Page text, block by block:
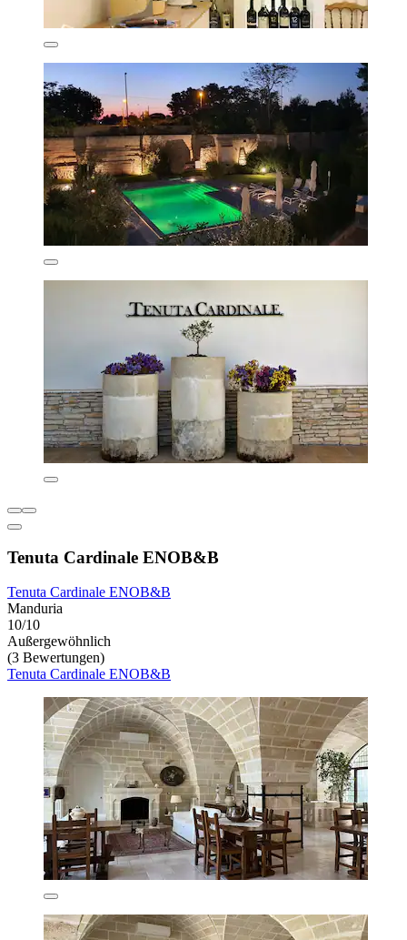
Tenuta Cardinale ENOB&B
Tenuta Cardinale ENOB&B
Manduria
10/10
Außergewöhnlich
(3 Bewertungen)
Tenuta Cardinale ENOB&B